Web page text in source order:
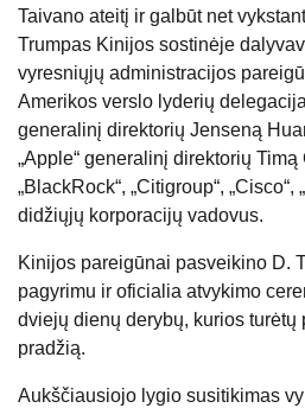
Taivano ateitį ir galbūt net
Trumpas Kinijos sostinėje
vyresniųjų administracijos
Amerikos verslo lyderių
generalinį direktorių Jenseną
„Apple“ generalinį direktorių Timą
„BlackRock“, „Citigroup“, „Cisco“,
didžiųjų korporacijų vadovus.
Kinijos pareigūnai pasveikino D.
pagyrimu ir oficialia atvykimo
dviejų dienų derybų, kurios turėtų
pradžią.
Aukščiausiojo lygio susitikimas